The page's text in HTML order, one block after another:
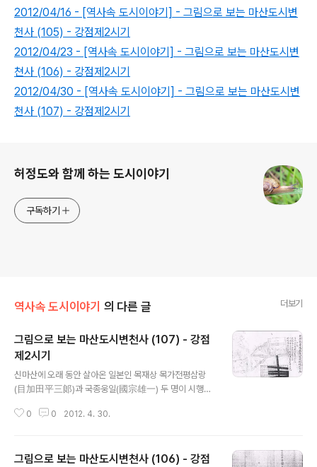
2012/04/16 - [역사속 도시이야기] - 그림으로 보는 마산도시변
천사 (105) - 강점제2시기
2012/04/23 - [역사속 도시이야기] - 그림으로 보는 마산도시변
쳔사 (106) - 강점제2시기
2012/04/30 - [역사속 도시이야기] - 그림으로 보는 마산도시변
천사 (107) - 강점제2시기
허정도와 함께 하는 도시이야기
구독하기
역사속 도시이야기 의 다른 글 더보기
그림으로 보는 마산도시변천사 (107) - 강점
제2시기
신마산에 오래 동안 살아온 일본인 목재상 목가전평삼랑
(目加田平三郞)과 국종웅일(國宗雄一) 두 명이 시행한
한 후 재계에 두각을 나타낸 서울의 토건업자 황정초태랑
립에 대해서는 정부기록보존소에서 찾은「공유수면관계서
0 0 2012. 4. 30.
그림으로 보는 마산도시변쳔사 (106) - 강점